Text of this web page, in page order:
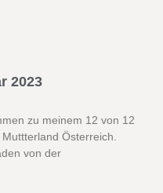
2023
zu meinem 12 von 12
Österreich.
von der